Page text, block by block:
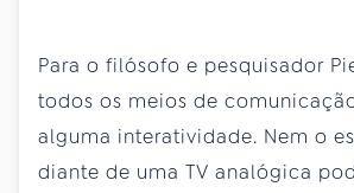
Para o filósofo e pesquisador
todos os meios de
alguma interatividade. Nem o
diante de uma TV analógica